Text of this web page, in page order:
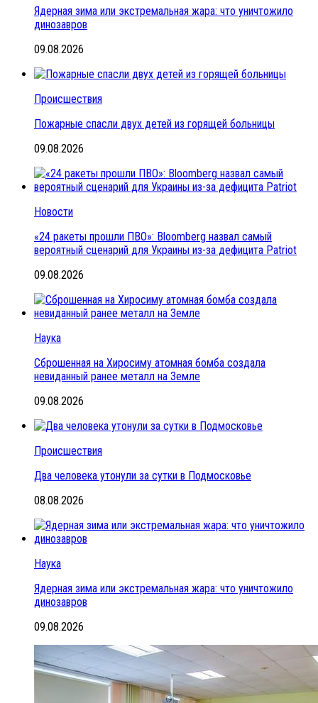
Ядерная зима или экстремальная жара: что уничтожило
динозавров
09.08.2026
Происшествия
Пожарные спасли двух детей из горящей больницы
09.08.2026
Новости
«24 ракеты прошли ПВО»: Bloomberg назвал самый
вероятный сценарий для Украины из-за дефицита Patriot
09.08.2026
Наука
Сброшенная на Хиросиму атомная бомба создала
невиданный ранее металл на Земле
09.08.2026
Происшествия
Два человека утонули за сутки в Подмосковье
08.08.2026
Наука
Ядерная зима или экстремальная жара: что уничтожило
динозавров
09.08.2026